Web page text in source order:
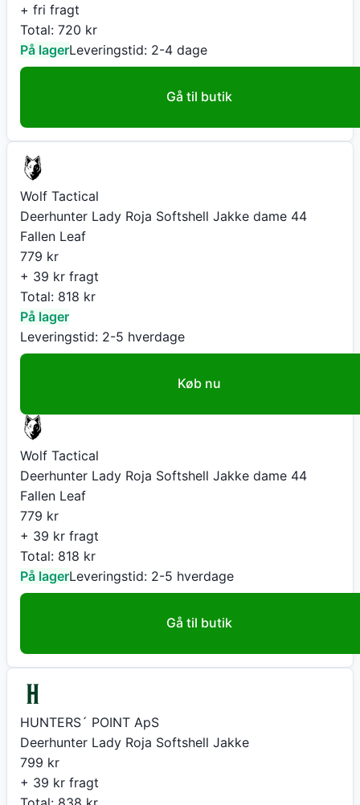
+ fri fragt
Total: 720 kr
På lagerLeveringstid: 2-4 dage
Gå til butik
Wolf Tactical
Deerhunter Lady Roja Softshell Jakke dame 44
Fallen Leaf
779 kr
+ 39 kr fragt
Total: 818 kr
På lager
Leveringstid: 2-5 hverdage
Køb nu
Wolf Tactical
Deerhunter Lady Roja Softshell Jakke dame 44
Fallen Leaf
779 kr
+ 39 kr fragt
Total: 818 kr
På lagerLeveringstid: 2-5 hverdage
Gå til butik
HUNTERS´ POINT ApS
Deerhunter Lady Roja Softshell Jakke
799 kr
+ 39 kr fragt